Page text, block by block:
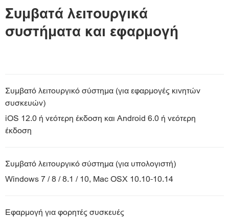
Συμβατά λειτουργικά
συστήματα και εφαρμογή
Συμβατό λειτουργικό σύστημα (για εφαρμογές κινητών
συσκευών)
iOS 12.0 ή νεότερη έκδοση και Android 6.0 ή νεότερη
έκδοση
Συμβατό λειτουργικό σύστημα (για υπολογιστή)
Windows 7 / 8 / 8.1 / 10, Mac OSX 10.10-10.14
Εφαρμογή για φορητές συσκευές